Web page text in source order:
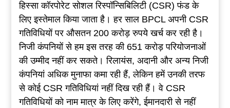
हिस्सा कॉरपोरेट सोशल रिस्पॉन्सिबिलिटी (CSR) फंड के
लिए इस्तेमाल किया जाता है। हर साल BPCL अपनी CSR
गतिविधियों पर औसतन 200 करोड़ रुपये खर्च कर रही है।
निजी कंपनियों से हम इस तरह की 651 करोड़ परियोजनाओं
की उम्मीद नहीं कर सकते। रिलायंस, अदानी और अन्य निजी
कंपनियां अधिक मुनाफा कमा रही हैं, लेकिन हमें उनकी तरफ
से कोई CSR गतिविधियां नहीं दिख रही हैं। वे CSR
गतिविधियों को नाम मात्र के लिए करेंगे, ईमानदारी से नहीं